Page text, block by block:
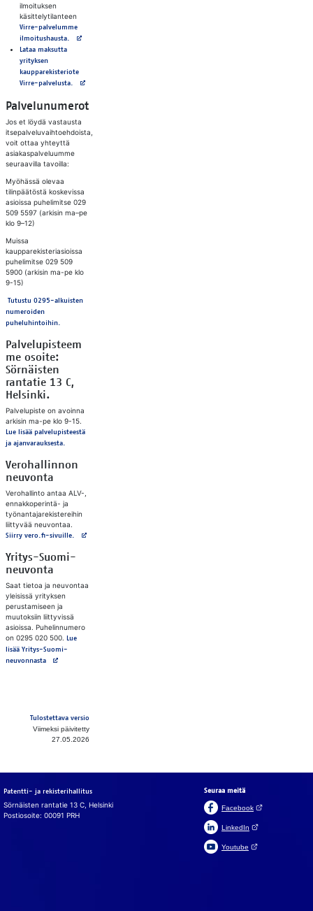
ilmoituksen
käsittelytilanteen
Virre-palvelumme
ilmoitushausta. Avautuu uuteen välilehteen
Lataa maksutta
yrityksen
kaupparekisteriote
Virre-palvelusta. Avautuu uuteen välilehteen
Palvelunumerot
Jos et löydä vastausta
itsepalveluvaihtoehdoista,
voit ottaa yhteyttä
asiakaspalveluumme
seuraavilla tavoilla:
Myöhässä olevaa
tilinpäätöstä koskevissa
asioissa puhelimitse 029
509 5597 (arkisin ma–pe
klo 9–12)
Muissa
kaupparekisteriasioissa
puhelimitse 029 509
5900 (arkisin ma-pe klo
9-15)
Tutustu 0295-alkuisten
numeroiden
puheluhintoihin.
Palvelupisteem
me osoite:
Sörnäisten
rantatie 13 C,
Helsinki.
Palvelupiste on avoinna
arkisin ma-pe klo 9-15.
Lue lisää palvelupisteestä
ja ajanvarauksesta.
Verohallinnon
neuvonta
Verohallinto antaa ALV-,
ennakkoperintä- ja
työnantajarekistereihin
liittyvää neuvontaa.
Siirry vero.fi-sivuille. Avautuu uuteen välilehteen
Yritys-Suomi-
neuvonta
Saat tietoa ja neuvontaa
yleisissä yrityksen
perustamiseen ja
muutoksiin liittyvissä
asioissa. Puhelinnumero
on 0295 020 500. Lue
lisää Yritys-Suomi-
neuvonnastaAvautuu uuteen välilehteen
Tulostettava versio
Viimeksi päivitetty
27.05.2026
Patentti- ja rekisterihallitus
Sörnäisten rantatie 13 C, Helsinki
Postiosoite: 00091 PRH
Seuraa meitä
Facebook(Avautuu uuteen
LinkedIn (Avautuu uuteen
Youtube (Avautuu uuteen